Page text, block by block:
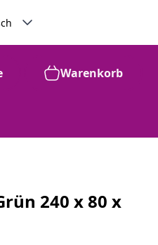
Warenkorb
240 x 80 x